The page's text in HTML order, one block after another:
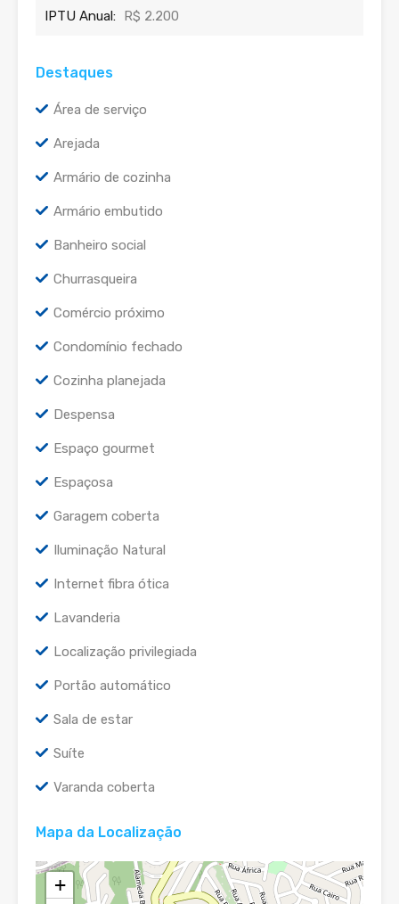
IPTU Anual: R$ 2.200
Destaques
Área de serviço
Arejada
Armário de cozinha
Armário embutido
Banheiro social
Churrasqueira
Comércio próximo
Condomínio fechado
Cozinha planejada
Despensa
Espaço gourmet
Espaçosa
Garagem coberta
Iluminação Natural
Internet fibra ótica
Lavanderia
Localização privilegiada
Portão automático
Sala de estar
Suíte
Varanda coberta
Mapa da Localização
+